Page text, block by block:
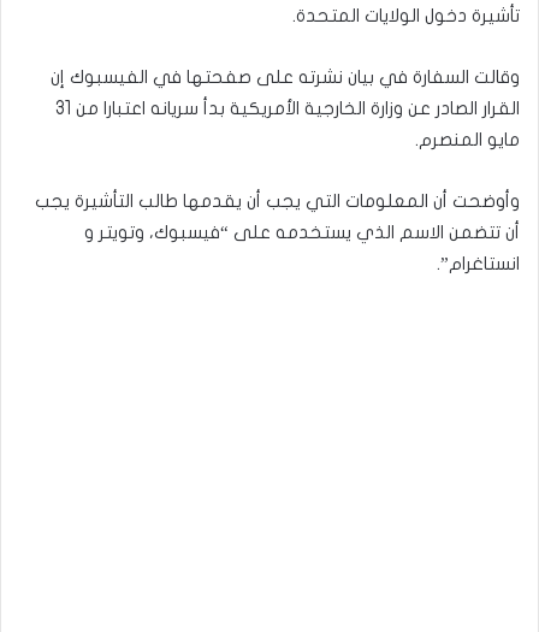
تأشيرة دخول الولايات المتحدة.
وقالت السفارة في بيان نشرته على صفحتها في الفيسبوك إن
القرار الصادر عن وزارة الخارجية الأمريكية بدأ سريانه اعتبارا من 31
مايو المنصرم.
وأوضحت أن المعلومات التي يجب أن يقدمها طالب التأشيرة يجب
أن تتضمن الاسم الذي يستخدمه على “فيسبوك، وتويتر و
انستاغرام”.